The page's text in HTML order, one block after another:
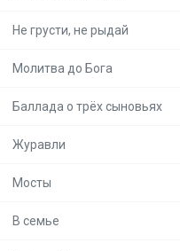
Не грусти, не рыдай
Молитва до Бога
Баллада о трёх сыновьях
Журавли
Мосты
В семье